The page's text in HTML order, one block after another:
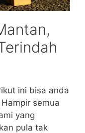
ini bisa anda
semua
yang
pula tak